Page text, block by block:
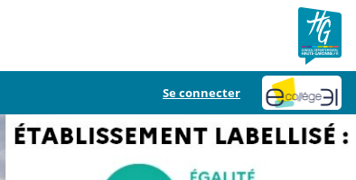
Se connecter